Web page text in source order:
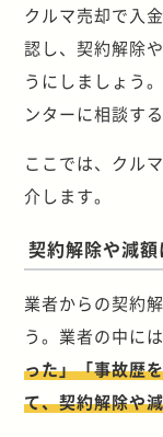
クルマ売却で入
認し、契約解除
うにしましょう
ンターに相談す
ここでは、クル
介します。
契約解除や減
業者からの契約
う。業者の中に
った」「事故歴
て、契約解除や